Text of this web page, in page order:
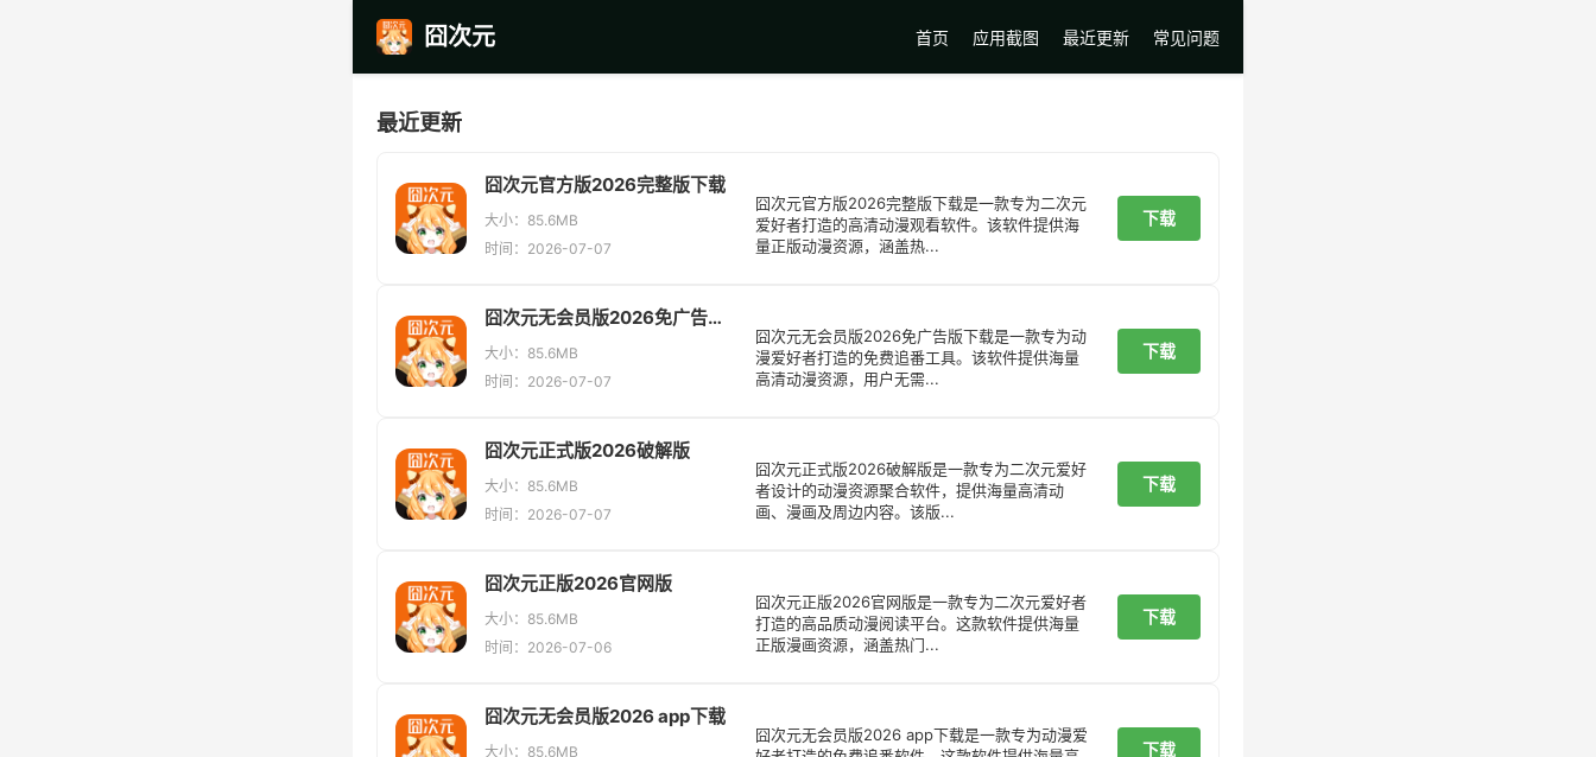
囧次元 首页 应用截图 最近更新 常见问题
最近更新
囧次元官方版2026完整版下载
大小：85.6MB
时间：2026-07-07
囧次元官方版2026完整版下载是一款专为二次元
爱好者打造的高清动漫观看软件。该软件提供海
量正版动漫资源，涵盖热...
下载
囧次元无会员版2026免广告版下载
大小：85.6MB
时间：2026-07-07
囧次元无会员版2026免广告版下载是一款专为动
漫爱好者打造的免费追番工具。该软件提供海量
高清动漫资源，用户无需...
下载
囧次元正式版2026破解版
大小：85.6MB
时间：2026-07-07
囧次元正式版2026破解版是一款专为二次元爱好
者设计的动漫资源聚合软件，提供海量高清动
画、漫画及周边内容。该版...
下载
囧次元正版2026官网版
大小：85.6MB
时间：2026-07-06
囧次元正版2026官网版是一款专为二次元爱好者
打造的高品质动漫阅读平台。这款软件提供海量
正版漫画资源，涵盖热门...
下载
囧次元无会员版2026 app下载
大小：85.6MB
囧次元无会员版2026 app下载是一款专为动漫爱
下载